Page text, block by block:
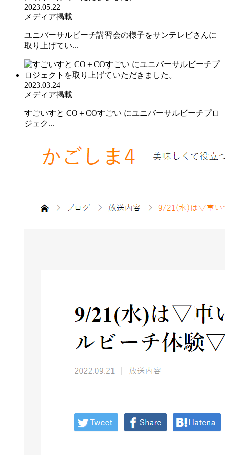
2023.05.22
メディア掲載
ユニバーサルビーチ講習会の様子をサンテレビさんに
取り上げてい...
2023.03.24
メディア掲載
すごいすと CO＋COすごい にユニバーサルビーチプロ
ジェク...